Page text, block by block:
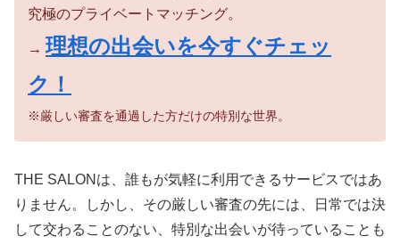
究極のプライベートマッチング。
→ 理想の出会いを今すぐチェッ
ク！
※厳しい審査を通過した方だけの特別な世界。
THE SALONは、誰もが気軽に利用できるサービスではあ
りません。しかし、その厳しい審査の先には、日常では決
して交わることのない、特別な出会いが待っていることも